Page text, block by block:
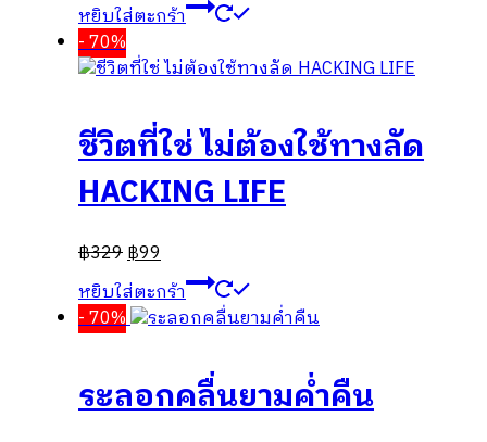
หยิบใส่ตะกร้า
- 70%
ชีวิตที่ใช่ ไม่ต้องใช้ทางลัด
HACKING LIFE
฿329฿99
หยิบใส่ตะกร้า
- 70%
ระลอกคลื่นยามค่ำคืน